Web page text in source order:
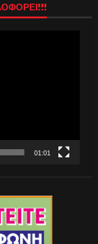
01:01